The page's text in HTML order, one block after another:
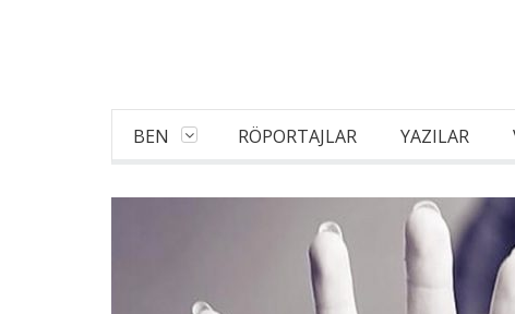
BEN RÖPORTAJLAR YAZILAR